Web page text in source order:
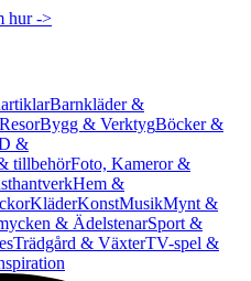
hur ->
Barnkläder &
Bygg & VerktygBöcker &
&
tillbehörFoto, Kameror &
Hem &
KläderKonstMusikMynt &
& ÄdelstenarSport &
Trädgård & VäxterTV-spel &